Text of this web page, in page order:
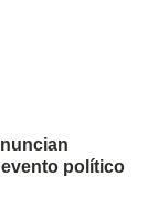
político